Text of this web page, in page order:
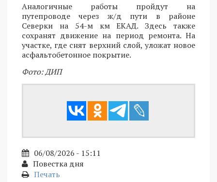
Аналогичные работы пройдут на
путепроводе через ж/д пути в районе
Северки на 54-м км ЕКАД. Здесь также
сохранят движение на период ремонта. На
участке, где снят верхний слой, уложат новое
асфальтобетонное покрытие.
Фото: ДИП
06/08/2026 - 15:11
Повестка дня
Печать